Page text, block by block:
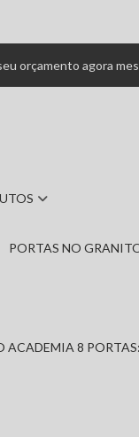
orçamento agora
PORTAS NO
ACADEMIA 8